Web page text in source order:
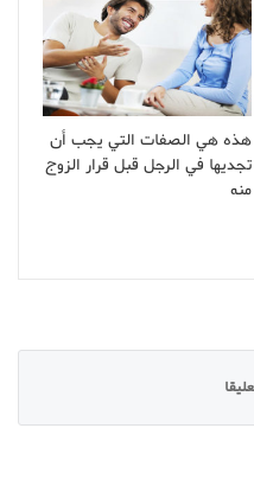
هذه هي الصفات التي يجب أن
تجديها في الرجل قبل قرار الزوج
منه